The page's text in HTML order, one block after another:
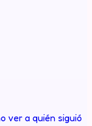
ver a quién siguió